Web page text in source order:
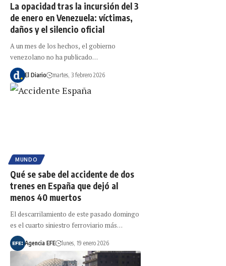
La opacidad tras la incursión del 3
de enero en Venezuela: víctimas,
daños y el silencio oficial
A un mes de los hechos, el gobierno
venezolano no ha publicado…
El Diario martes, 3 febrero 2026
MUNDO
Qué se sabe del accidente de dos
trenes en España que dejó al
menos 40 muertos
El descarrilamiento de este pasado domingo
es el cuarto siniestro ferroviario más…
Agencia EFE lunes, 19 enero 2026